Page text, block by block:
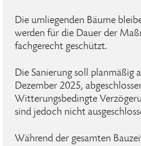
Die umliegenden Bäume
werden für die Dauer der
fachgerecht geschützt.
Die Sanierung soll planmäßig
Dezember 2025,
Witterungsbedingte
sind jedoch nicht
Während der gesamten